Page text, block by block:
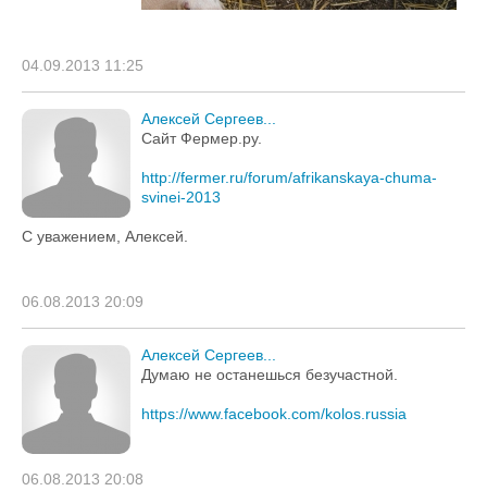
04.09.2013 11:25
Алексей Сергеев...
Сайт Фермер.ру.
http://fermer.ru/forum/afrikanskaya-chuma-
svinei-2013
С уважением, Алексей.
06.08.2013 20:09
Алексей Сергеев...
Думаю не останешься безучастной.
https://www.facebook.com/kolos.russia
06.08.2013 20:08